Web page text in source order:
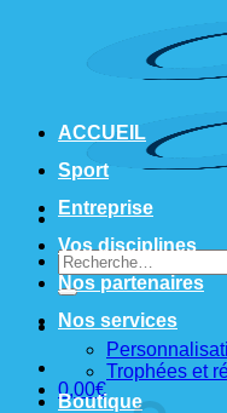
Recherche
pour :
0,00€
ACCUEIL
Sport
Entreprise
Vos disciplines
Nos partenaires
Nos services
Trophées et
Boutique